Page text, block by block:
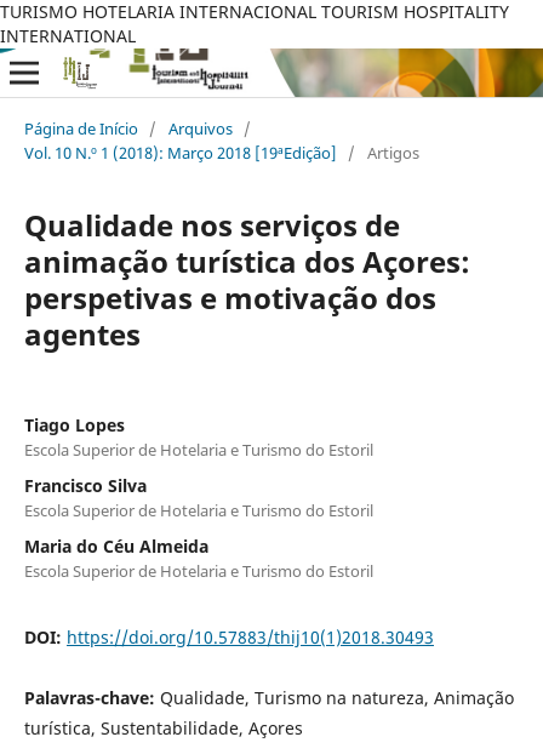
TURISMO HOTELARIA INTERNACIONAL TOURISM HOSPITALITY
INTERNATIONAL
Página de Início / Arquivos /
Vol. 10 N.º 1 (2018): Março 2018 [19ªEdição]
/ Artigos
Qualidade nos serviços de
animação turística dos Açores:
perspetivas e motivação dos
agentes
Tiago Lopes
Escola Superior de Hotelaria e Turismo do Estoril
Francisco Silva
Escola Superior de Hotelaria e Turismo do Estoril
Maria do Céu Almeida
Escola Superior de Hotelaria e Turismo do Estoril
DOI: https://doi.org/10.57883/thij10(1)2018.30493
Palavras-chave: Qualidade, Turismo na natureza, Animação
turística, Sustentabilidade, Açores